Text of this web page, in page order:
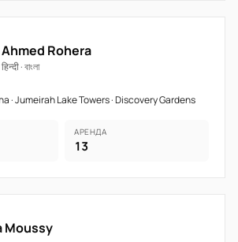
Rohera
· বাংলা
· Jumeirah Lake Towers · Discovery Gardens
АРЕНДА
13
Moussy